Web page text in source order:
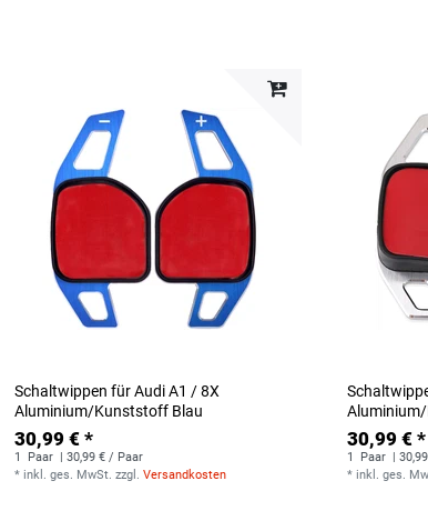
Schaltwippen für Audi A1 / 8X
Aluminium/Kunststoff Blau
30,99 € *
1 Paar
| 30,99 € / Paar
* inkl. ges. MwSt. zzgl.Versandkosten
30,99 € *
1 Paar
|
* inkl. ges.